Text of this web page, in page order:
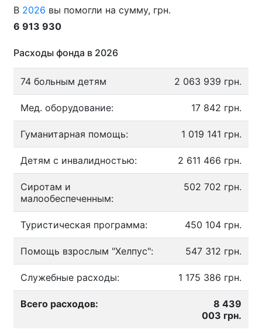
В 2026 вы помогли на сумму, грн.
6 913 930
Расходы фонда в 2026
74 больным детям 2 063 939 грн.
Мед. оборудование: 17 842 грн.
Гуманитарная помощь: 1 019 141 грн.
Детям с инвалидностью: 2 611 466 грн.
Сиротам и
малообеспеченным:
502 702 грн.
Туристическая программа: 450 104 грн.
Помощь взрослым "Хелпус": 547 312 грн.
Служебные расходы: 1 175 386 грн.
Всего расходов:
8 439
003 грн.